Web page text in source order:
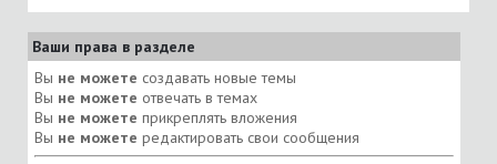
Ваши права в разделе
Вы не можете создавать новые темы
Вы не можете отвечать в темах
Вы не можете прикреплять вложения
Вы не можете редактировать свои сообщения